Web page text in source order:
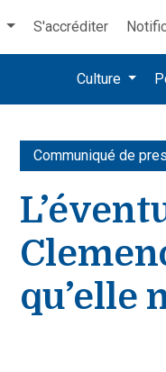
S'accréditer
Culture
Communiqué de
qu’elle